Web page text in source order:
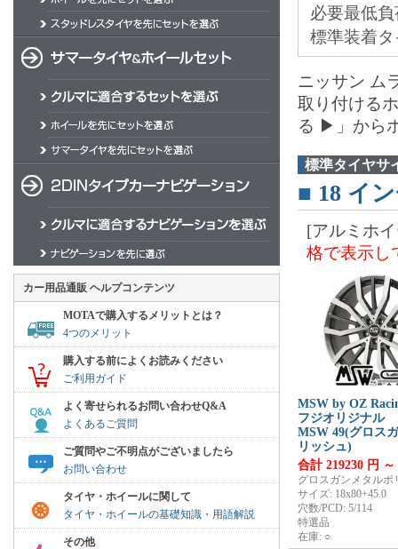
カー用品通販 ヘルプコンテンツ
MOTAで購入するメリットとは？
4つのメリット
購入する前によくお読みください
ご利用ガイド
よく寄せられるお問い合わせQ&A
よくあるご質問
ご質問やご不明点がございましたら
お問い合わせ
タイヤ・ホイールに関して
タイヤ・ホイールの基礎知識・用語解説
その他
必要最低
標準装着タ
ニッサン ム
取り付ける
る ▶」から
標準タイヤサ
■ 18 イ
[アルミホ
格で表示し
MSW by OZ
フジオリジナル
MSW 49(グロス
リッシュ)
合計 219230 円 ～
グロスガンメタルポ
サイズ: 18x80+45.0
穴数/PCD: 5/114
特選品
在庫: ○